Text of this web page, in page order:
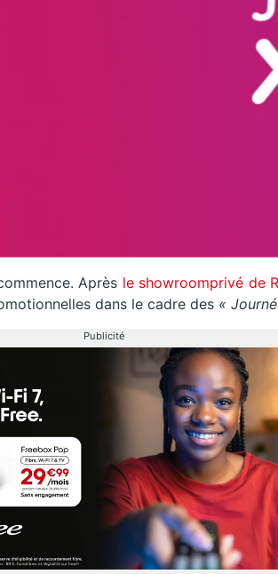
Après le showroomprivé de
dans le cadre des «
Publicité